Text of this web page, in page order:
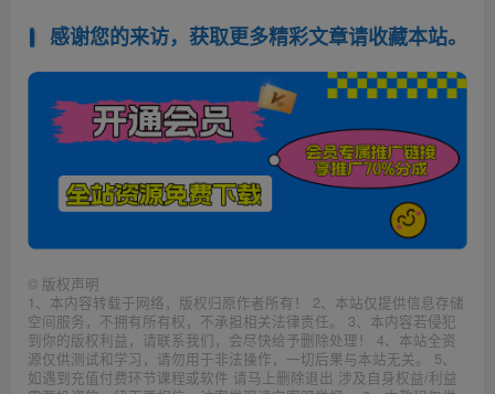
感谢您的来访，获取更多精彩文章请收藏本站。
© 版权声明
1、本内容转载于网络，版权归原作者所有！ 2、本站仅提供信息存储
空间服务，不拥有所有权，不承担相关法律责任。 3、本内容若侵犯
到你的版权利益，请联系我们，会尽快给予删除处理！ 4、本站全资
源仅供测试和学习，请勿用于非法操作，一切后果与本站无关。 5、
如遇到充值付费环节课程或软件 请马上删除退出 涉及自身权益/利益